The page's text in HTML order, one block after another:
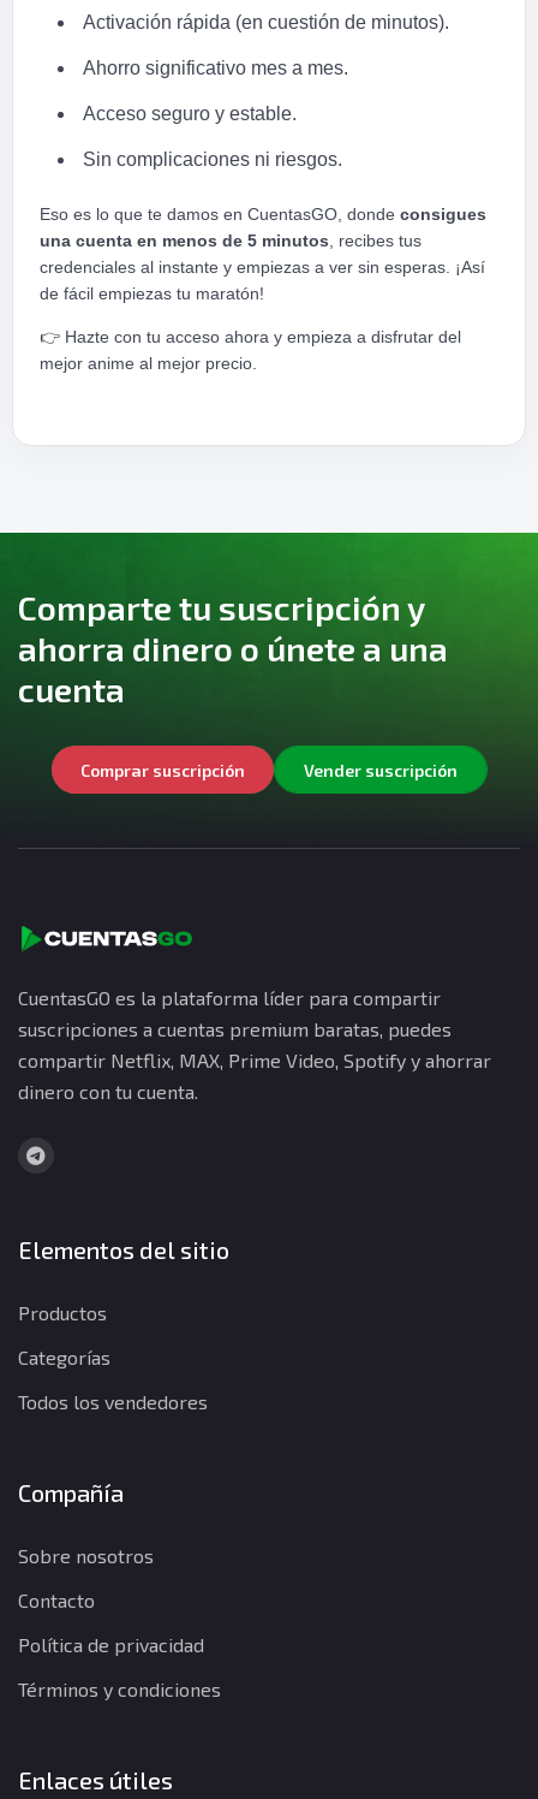
Activación rápida (en cuestión de minutos).
Ahorro significativo mes a mes.
Acceso seguro y estable.
Sin complicaciones ni riesgos.
Eso es lo que te damos en CuentasGO, donde consigues
una cuenta en menos de 5 minutos, recibes tus
credenciales al instante y empiezas a ver sin esperas. ¡Así
de fácil empiezas tu maratón!
👉 Hazte con tu acceso ahora y empieza a disfrutar del
mejor anime al mejor precio.
Comparte tu suscripción y
ahorra dinero o únete a una
cuenta
Comprar suscripción Vender suscripción
CuentasGO es la plataforma líder para compartir
suscripciones a cuentas premium baratas, puedes
compartir Netflix, MAX, Prime Video, Spotify y ahorrar
dinero con tu cuenta.
Elementos del sitio
Productos
Categorías
Todos los vendedores
Compañía
Sobre nosotros
Contacto
Política de privacidad
Términos y condiciones
Enlaces útiles